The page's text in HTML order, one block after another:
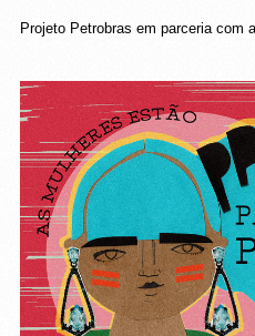
Projeto Petrobras em parceria com